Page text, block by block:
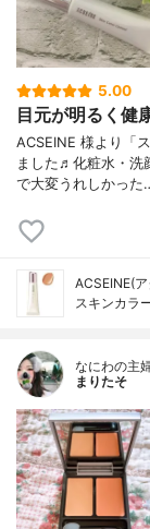
5.00
目元が明るく健
ACSEINE 様より「
ました♬化粧水・洗
で大変うれしかった
ACSEINE(
スキンカラ
なにわの主
まりたそ